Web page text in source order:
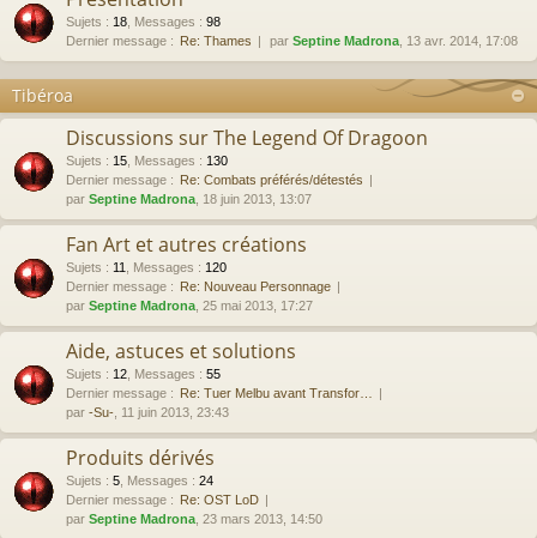
Sujets : 18 Messages : 98
Dernier message : Re: Thames par Septine Madrona , 13 avr. 2014, 17:08
Tibéroa
Discussions sur The Legend Of Dragoon
Sujets : 15 Messages : 130
Dernier message : Re: Combats préférés/détestés
par Septine Madrona , 18 juin 2013, 13:07
Fan Art et autres créations
Sujets : 11 Messages : 120
Dernier message : Re: Nouveau Personnage
par Septine Madrona , 25 mai 2013, 17:27
Aide, astuces et solutions
Sujets : 12 Messages : 55
Dernier message : Re: Tuer Melbu avant Transfor…
par -Su- , 11 juin 2013, 23:43
Produits dérivés
Sujets : 5 Messages : 24
Dernier message : Re: OST LoD
par Septine Madrona , 23 mars 2013, 14:50